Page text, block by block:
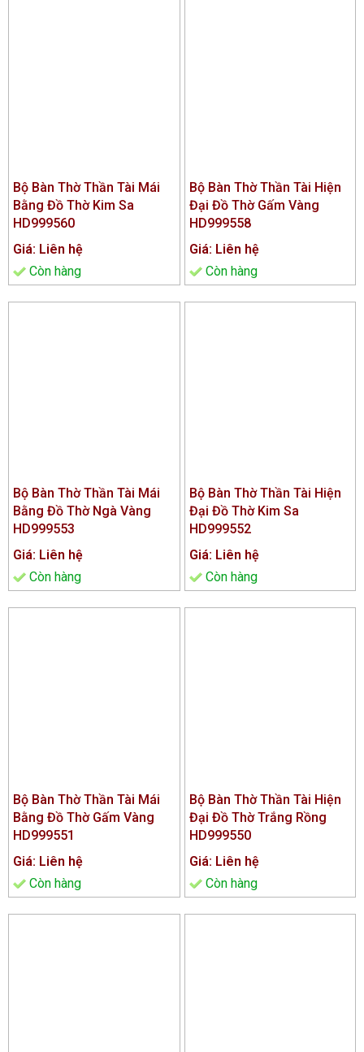
Bộ Bàn Thờ Thần Tài Mái
Bằng Đồ Thờ Kim Sa
HD999560
Giá: Liên hệ
Còn hàng
Bộ Bàn Thờ Thần Tài Hiện
Đại Đồ Thờ Gấm Vàng
HD999558
Giá: Liên hệ
Còn hàng
Bộ Bàn Thờ Thần Tài Mái
Bằng Đồ Thờ Ngà Vàng
HD999553
Giá: Liên hệ
Còn hàng
Bộ Bàn Thờ Thần Tài Hiện
Đại Đồ Thờ Kim Sa
HD999552
Giá: Liên hệ
Còn hàng
Bộ Bàn Thờ Thần Tài Mái
Bằng Đồ Thờ Gấm Vàng
HD999551
Giá: Liên hệ
Còn hàng
Bộ Bàn Thờ Thần Tài Hiện
Đại Đồ Thờ Trắng Rồng
HD999550
Giá: Liên hệ
Còn hàng